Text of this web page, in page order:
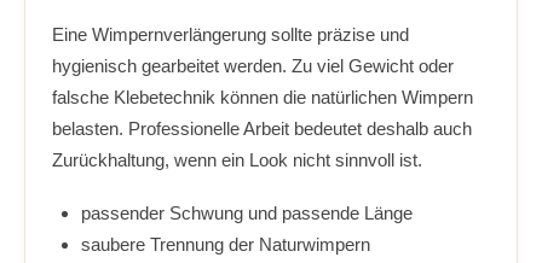
Eine Wimpernverlängerung sollte präzise und
hygienisch gearbeitet werden. Zu viel Gewicht oder
falsche Klebetechnik können die natürlichen Wimpern
belasten. Professionelle Arbeit bedeutet deshalb auch
Zurückhaltung, wenn ein Look nicht sinnvoll ist.
passender Schwung und passende Länge
saubere Trennung der Naturwimpern